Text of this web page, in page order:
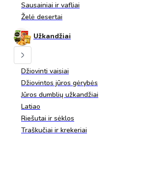
Sausainiai ir vafliai
Želė desertai
Užkandžiai
Džiovinti vaisiai
Džiovintos jūros gėrybės
Jūros dumblių užkandžiai
Latiao
Riešutai ir sėklos
Traškučiai ir krekeriai